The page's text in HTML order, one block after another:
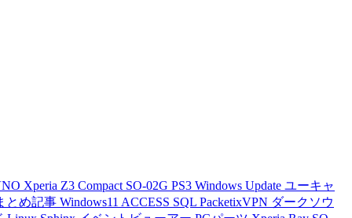
Xperia Z3 Compact SO-02G PS3 Windows Update ユーキャ
とめ記事 Windows11 ACCESS SQL PacketixVPN ダークソウ